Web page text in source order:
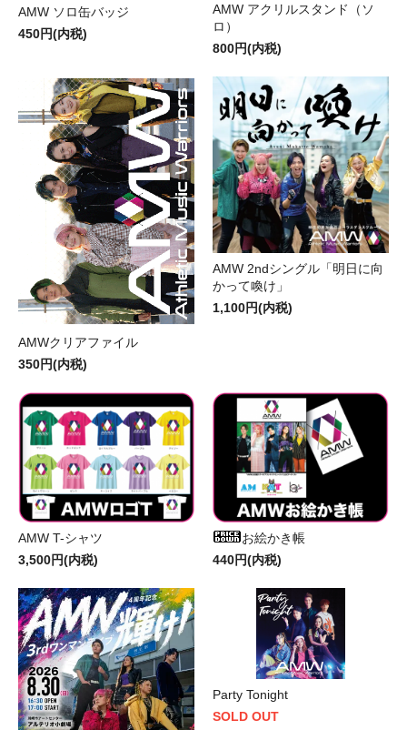
AMW ソロ缶バッジ
450円(内税)
AMW アクリルスタンド（ソ
ロ）
800円(内税)
AMWクリアファイル
350円(内税)
AMW 2ndシングル「明日に向
かって喚け」
1,100円(内税)
AMW T-シャツ
3,500円(内税)
お絵かき帳
440円(内税)
Party Tonight
SOLD OUT